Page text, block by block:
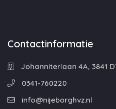
Contactinformatie
Johanniterlaan 4A, 3841
0341-760220
info@nijeborghvz.nl